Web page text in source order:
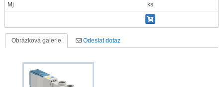
Mj
ks
Obrázková galerie Odeslat dotaz